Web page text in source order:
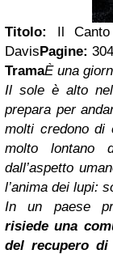
Titolo: Il
DavisPagine: 304
TramaÈ una
Il sole è alto
prepara per
molti credono di
molto lontano
dall’aspetto
l’anima dei lupi:
In un paese
risiede una
del recupero